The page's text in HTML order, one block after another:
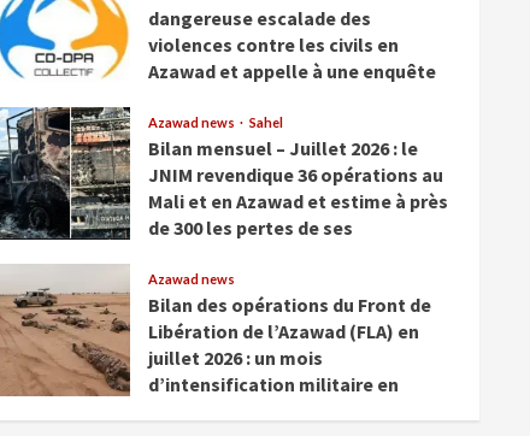
dangereuse escalade des
violences contre les civils en
Azawad et appelle à une enquête
août 3, 2026
Azawad news Sahel
Bilan mensuel – Juillet 2026 : le
JNIM revendique 36 opérations au
Mali et en Azawad et estime à près
de 300 les pertes de ses
août 3, 2026
Azawad news
Bilan des opérations du Front de
Libération de l’Azawad (FLA) en
juillet 2026 : un mois
d’intensification militaire en